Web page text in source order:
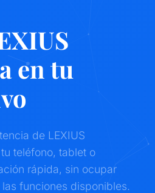
en tu
de LEXIUS
teléfono, tablet o
rápida, sin ocupar
funciones disponibles.